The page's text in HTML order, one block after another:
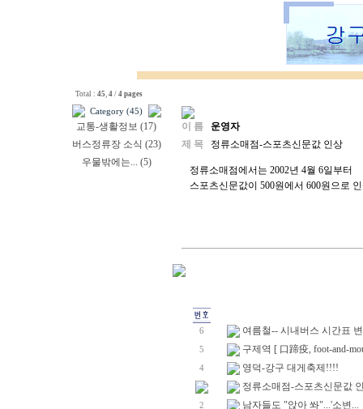
Total : 45, 4/ 4 pages
Category (45)
교통-생활정보 (17)
버스정류장 소식 (23)
우물밖에는... (5)
이 름 운영자
제 목
정류소매점-스포츠신문값 인상
정류소매점에서는 2002년 4월 6일부터
스포츠신문값이 500원에서 600원으로
6 여름철-- 시내버스 시간표
5 구제역 [ 口蹄疫, foot-and-
4
영덕-강구 대게축제!!!!
정류소매점-스포츠신문값
2 남자들도 "앉아 쏴"...'소변...